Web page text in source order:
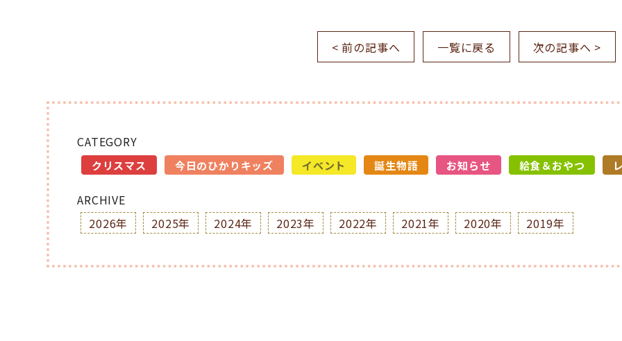
< 前の記事へ 一覧に戻る 次の記事へ >
CATEGORY
クリスマス 今日のひかりキッズ イベント 誕生物語 お知らせ 給食＆おやつ
ARCHIVE
2026年
2025年 2024年 2023年 2022年 2021年 2020年 2019年